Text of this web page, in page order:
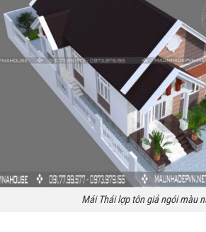
Mái Thái lợp tôn giả ngói màu